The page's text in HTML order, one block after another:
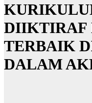
DIIKTIRAF
TERBAIK
DALAM